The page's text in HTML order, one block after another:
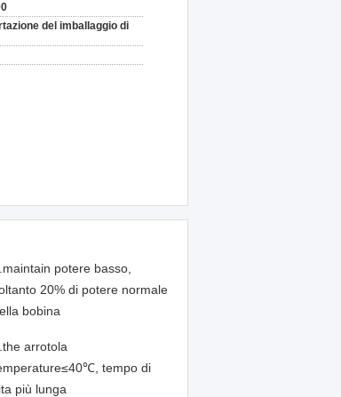
del imballaggio di
potere basso,
20% di potere normale
bobina
arrotola
tempo di
più lunga